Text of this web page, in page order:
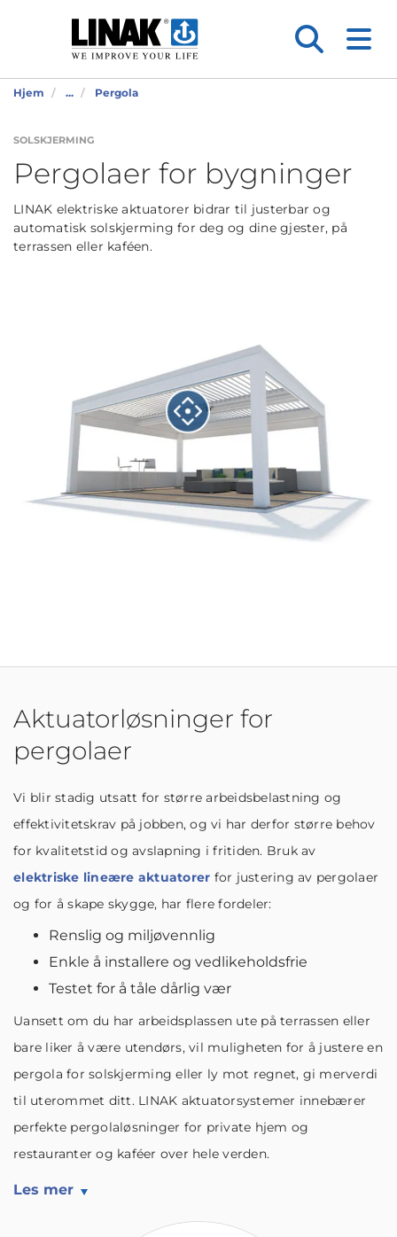
Hjem ... Pergola
SOLSKJERMING
Pergolaer for bygninger
LINAK elektriske aktuatorer bidrar til justerbar og
automatisk solskjerming for deg og dine gjester, på
terrassen eller kaféen.
Aktuatorløsninger for
pergolaer
Vi blir stadig utsatt for større arbeidsbelastning og
effektivitetskrav på jobben, og vi har derfor større behov
for kvalitetstid og avslapning i fritiden. Bruk av
elektriske lineære aktuatorer for justering av pergolaer
og for å skape skygge, har flere fordeler:
Renslig og miljøvennlig
Enkle å installere og vedlikeholdsfrie
Testet for å tåle dårlig vær
Uansett om du har arbeidsplassen ute på terrassen eller
bare liker å være utendørs, vil muligheten for å justere en
pergola for solskjerming eller ly mot regnet, gi merverdi
til uterommet ditt. LINAK aktuatorsystemer innebærer
perfekte pergolaløsninger for private hjem og
restauranter og kaféer over hele verden.
Les mer